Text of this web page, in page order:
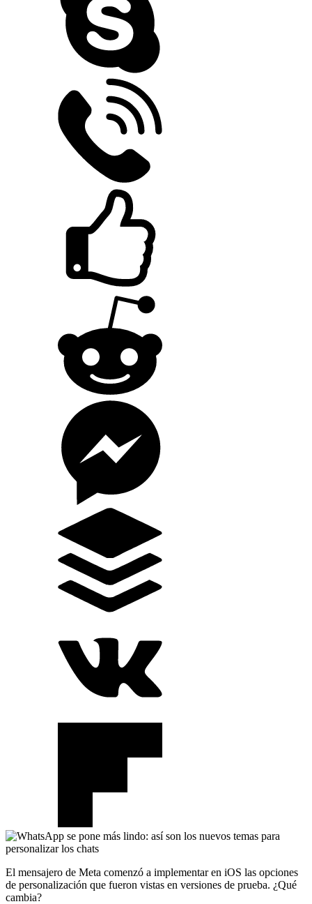
El mensajero de Meta comenzó a implementar en iOS las opciones
de personalización que fueron vistas en versiones de prueba. ¿Qué
cambia?